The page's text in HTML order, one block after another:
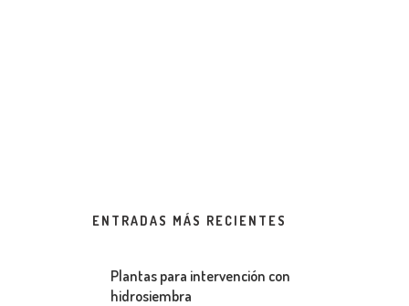
ENTRADAS MÁS RECIENTES
Plantas para intervención con
hidrosiembra